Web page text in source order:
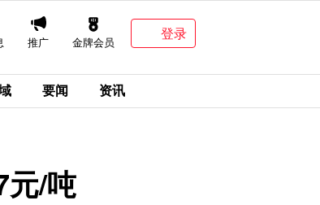
推广 金牌会员
登录
要闻 资讯
元/吨